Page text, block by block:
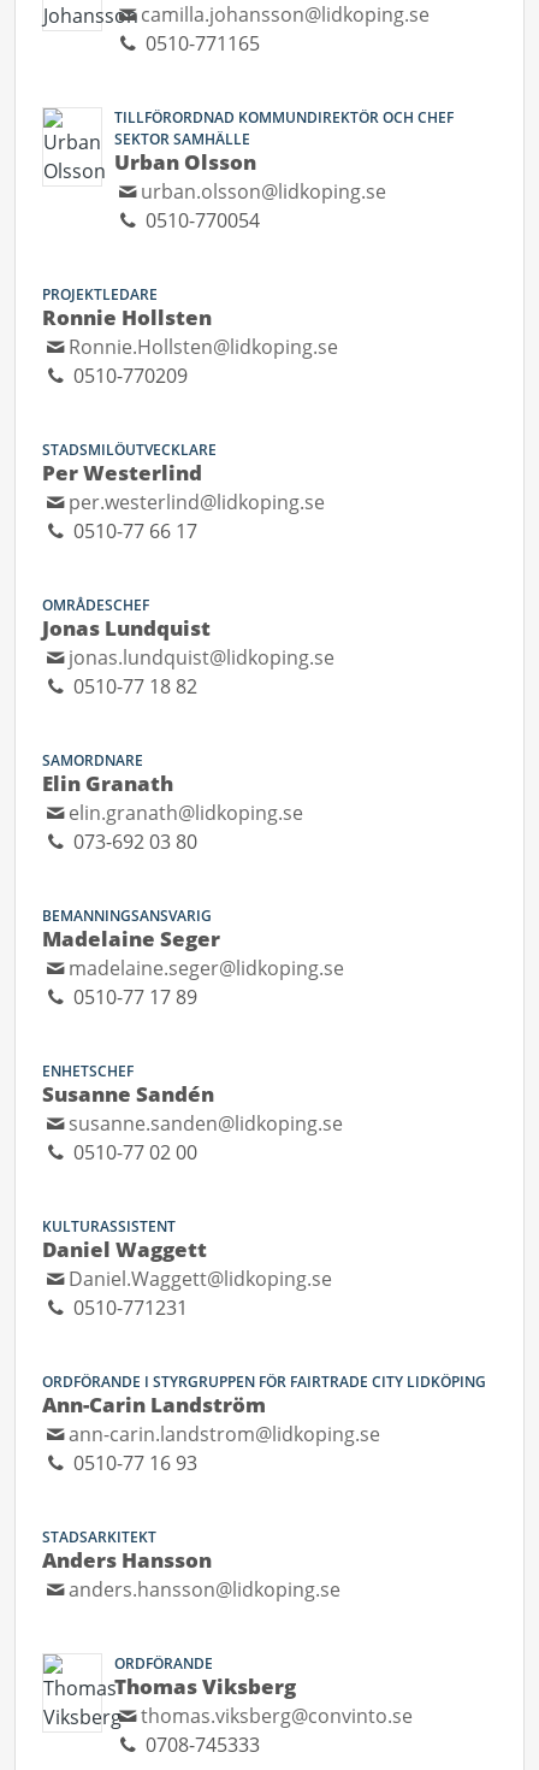
camilla.johansson@lidkoping.se
0510-771165
TILLFÖRORDNAD KOMMUNDIREKTÖR OCH CHEF
SEKTOR SAMHÄLLE
Urban Olsson
urban.olsson@lidkoping.se
0510-770054
PROJEKTLEDARE
Ronnie Hollsten
Ronnie.Hollsten@lidkoping.se
0510-770209
STADSMILÖUTVECKLARE
Per Westerlind
per.westerlind@lidkoping.se
0510-77 66 17
OMRÅDESCHEF
Jonas Lundquist
jonas.lundquist@lidkoping.se
0510-77 18 82
SAMORDNARE
Elin Granath
elin.granath@lidkoping.se
073-692 03 80
BEMANNINGSANSVARIG
Madelaine Seger
madelaine.seger@lidkoping.se
0510-77 17 89
ENHETSCHEF
Susanne Sandén
susanne.sanden@lidkoping.se
0510-77 02 00
KULTURASSISTENT
Daniel Waggett
Daniel.Waggett@lidkoping.se
0510-771231
ORDFÖRANDE I STYRGRUPPEN FÖR FAIRTRADE CITY LIDKÖPING
Ann-Carin Landström
ann-carin.landstrom@lidkoping.se
0510-77 16 93
STADSARKITEKT
Anders Hansson
anders.hansson@lidkoping.se
ORDFÖRANDE
Thomas Viksberg
thomas.viksberg@convinto.se
0708-745333